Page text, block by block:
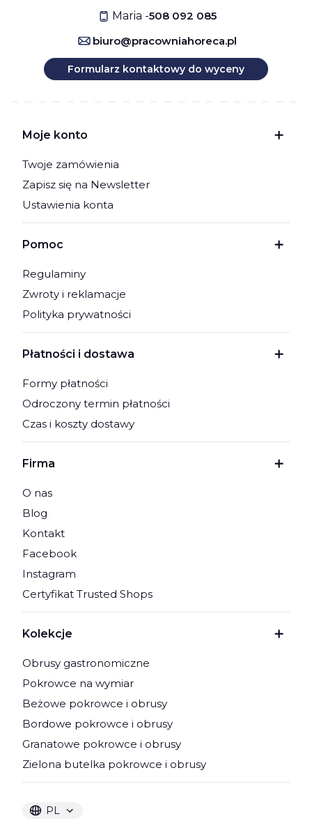
Maria -508 092 085
biuro@pracowniahoreca.pl
Formularz kontaktowy do wyceny
Moje konto
Twoje zamówienia
Zapisz się na Newsletter
Ustawienia konta
Pomoc
Regulaminy
Zwroty i reklamacje
Polityka prywatności
Płatności i dostawa
Formy płatności
Odroczony termin płatności
Czas i koszty dostawy
Firma
O nas
Blog
Kontakt
Facebook
Instagram
Certyfikat Trusted Shops
Kolekcje
Obrusy gastronomiczne
Pokrowce na wymiar
Beżowe pokrowce i obrusy
Bordowe pokrowce i obrusy
Granatowe pokrowce i obrusy
Zielona butelka pokrowce i obrusy
Wybrany język:
PL
polski